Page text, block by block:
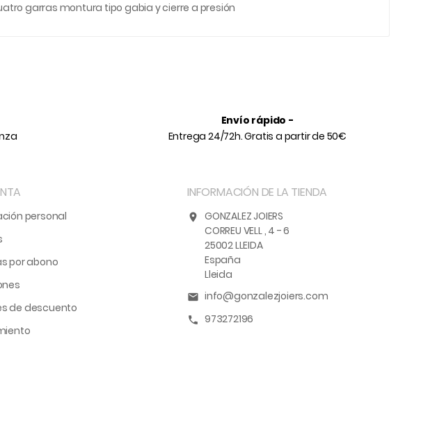
garras montura tipo gabia y cierre a presión
Envío rápido -
Entrega 24/72h. Gratis a partir de 50€
personal
por abono
de descuento
INFORMACIÓN DE LA TIENDA
location_on
GONZALEZ JOIERS
CORREU VELL , 4 - 6
25002 LLEIDA
España
Lleida
email info@gonzalezjoiers.com
call 973272196